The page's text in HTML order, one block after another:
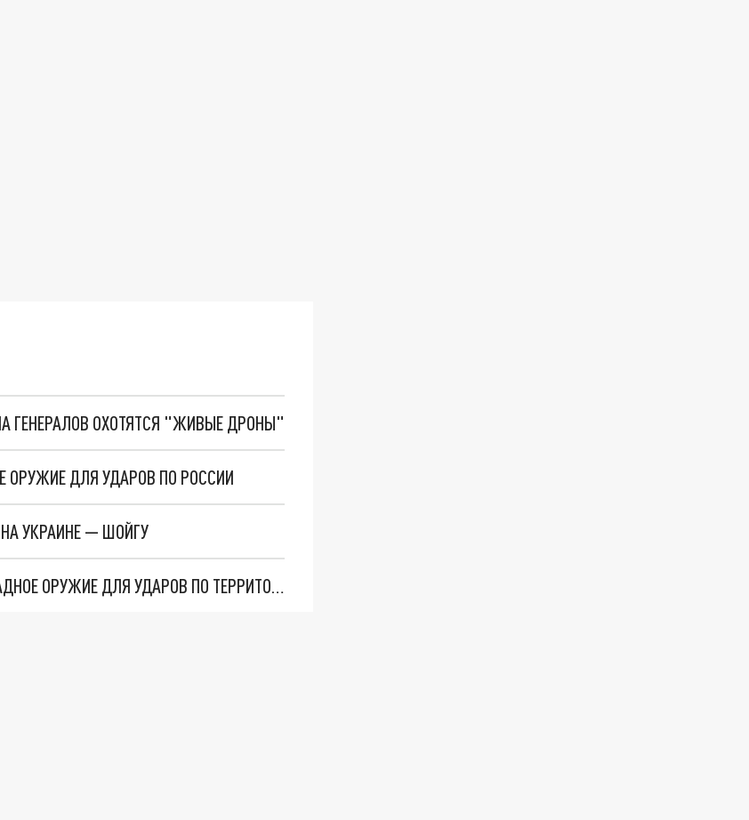
ГЕНЕРАЛОВ ОХОТЯТСЯ "ЖИВЫЕ ДРОНЫ"
ОРУЖИЕ ДЛЯ УДАРОВ ПО РОССИИ
УКРАИНЕ — ШОЙГУ
ФРАНЦИЯ ЗАПРЕЩАЕТ УКРАИНЕ ИСПОЛЬЗОВАТЬ ЗАПАДНОЕ ОРУЖИЕ ДЛЯ УДАРОВ ПО ТЕРРИТОРИИ РОССИИ